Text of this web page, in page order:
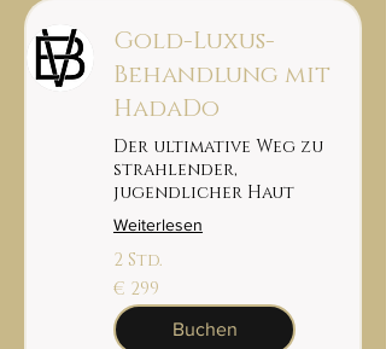
Gold-Luxus-
Behandlung mit
HadaDo
Der ultimative Weg zu
strahlender,
jugendlicher Haut
Weiterlesen
2 Std.
299
euro
€ 299
Buchen